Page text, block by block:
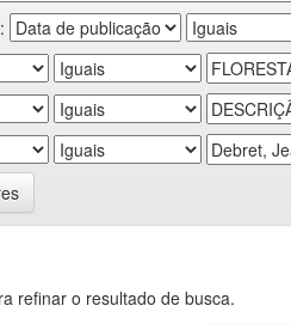
refinar o resultado de busca.